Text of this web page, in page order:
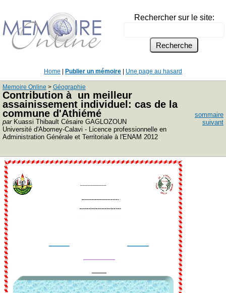
Rechercher sur le site:
Home Publier un mémoire Une page au hasard
Memoire Online > Géographie
Contribution à un meilleur
assainissement individuel: cas de la
commune d'Athiémé
parKuassi Thibault Césaire GAGLOZOUN
Université d'Abomey-Calavi - Licence professionnelle en
Administration Générale et Territoriale à l'ENAM 2012
sommaire
suivant